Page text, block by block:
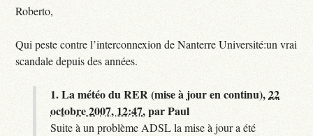
Roberto,
Qui peste contre l’interconnexion de Nanterre Université:un vrai
scandale depuis des années.
1.La météo du RER (mise à jour en continu),22
octobre 2007, 12:47,parPaul
Suite à un problème ADSL la mise à jour a été